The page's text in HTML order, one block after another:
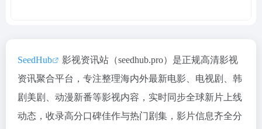
SeedHub
影视资讯站（seedhub.pro）是正规高清影视
资讯聚合平台，专注整理海内外最新电影、电视剧、韩
剧美剧、动漫新番等影视内容，实时同步全球新片上线
动态，收录高分口碑佳作与热门剧集，影片信息齐全分